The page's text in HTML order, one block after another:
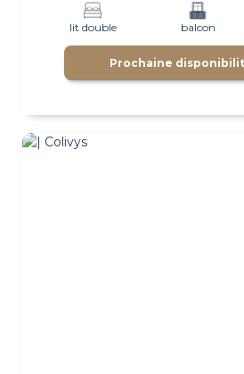
lit double balcon
Prochaine